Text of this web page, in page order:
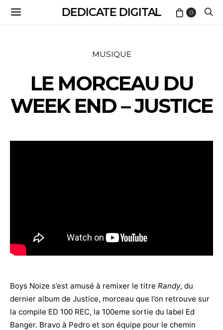
DEDICATE DIGITAL 0
MUSIQUE
LE MORCEAU DU
WEEK END – JUSTICE
Boys Noize s’est amusé à remixer le titre Randy, du
dernier album de Justice, morceau que l’on retrouve sur
la compile ED 100 REC, la 100eme sortie du label Ed
Banger. Bravo à Pedro et son équipe pour le chemin